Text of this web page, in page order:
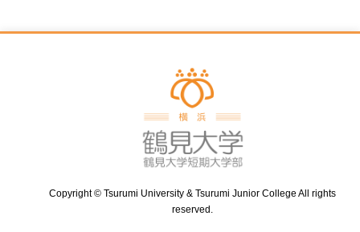
Copyright © Tsurumi University & Tsurumi Junior College All rights
reserved.